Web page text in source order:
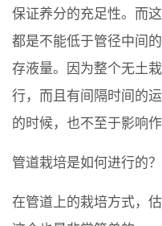
保证养分的充足性。而
都是不能低于管径中间
存液量。因为整个无土
行，而且有间隔时间的
的时候，也不至于影响作
管道栽培是如何进行的？
在管道上的栽培方式，